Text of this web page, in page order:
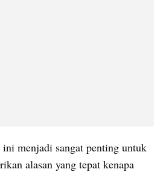
ini menjadi sangat penting untuk
alasan yang tepat kenapa